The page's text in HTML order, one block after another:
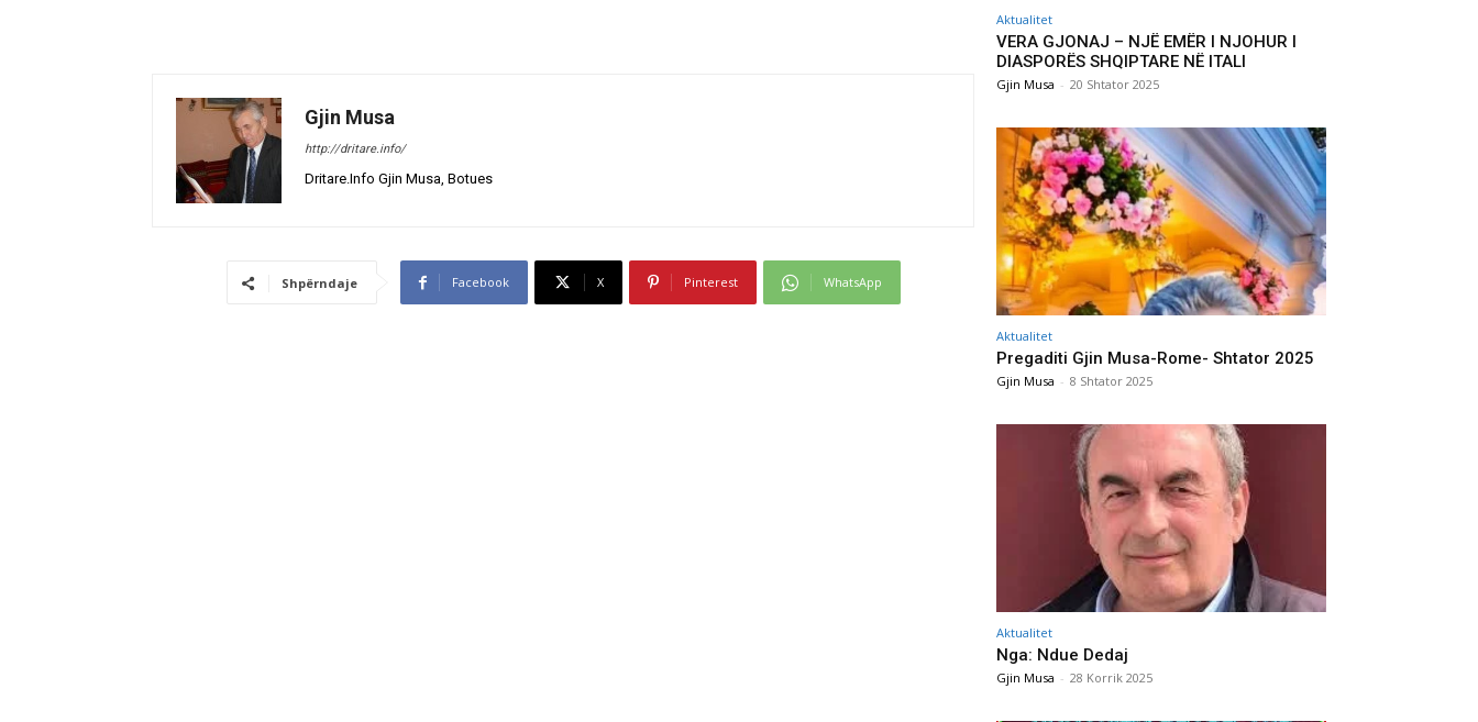
Gjin Musa
http://dritare.info/
Dritare.Info Gjin Musa, Botues
Shpërndaje Facebook X Pinterest WhatsApp
Aktualitet
VERA GJONAJ – NJË EMËR I NJOHUR I
DIASPORËS SHQIPTARE NË ITALI
Gjin Musa - 20 Shtator 2025
Aktualitet
Pregaditi Gjin Musa-Rome- Shtator 2025
Gjin Musa - 8 Shtator 2025
Aktualitet
Nga: Ndue Dedaj
Gjin Musa - 28 Korrik 2025